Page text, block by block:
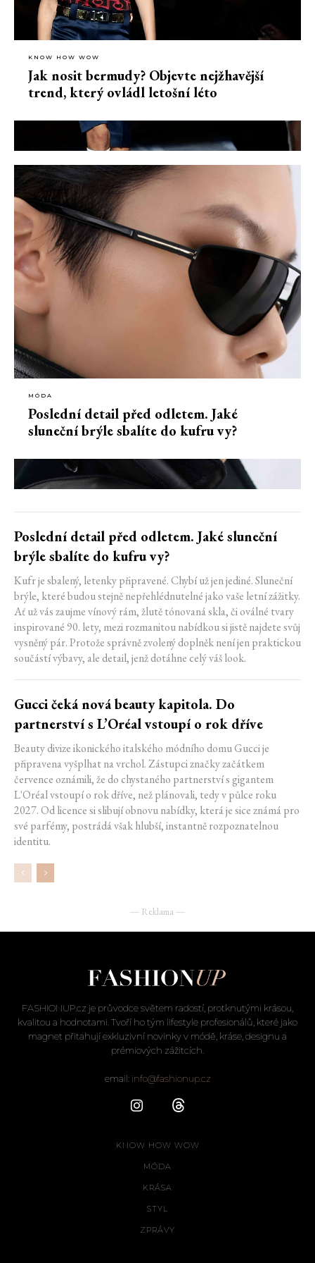
KNOW HOW WOW
Jak nosit bermudy? Objevte nejžhavější
trend, který ovládl letošní léto
MÓDA
Poslední detail před odletem. Jaké
sluneční brýle sbalíte do kufru vy?
Poslední detail před odletem. Jaké sluneční
brýle sbalíte do kufru vy?
Kufr je sbalený, letenky připravené. Chybí už jen jediné. Sluneční
brýle, které budou stejně nepřehlédnutelné jako vaše letní zážitky.
Ať už vás zaujme vínový rám, žlutě tónovaná skla, či oválné tvary
inspirované 90. lety, mezi rozmanitou nabídkou si jistě najdete svůj
vysněný pár. Protože správně zvolený doplněk není jen praktickou
součástí výbavy, ale detail, jenž dotáhne celý váš look.
Gucci čeká nová beauty kapitola. Do
partnerství s L’Oréal vstoupí o rok dříve
Beauty divize ikonického italského módního domu Gucci je
připravena vyšplhat na vrchol. Zástupci značky začátkem
července oznámili, že do chystaného partnerství s gigantem
L'Oréal vstoupí o rok dříve, než plánovali, tedy v půlce roku
2027. Od licence si slibují obnovu nabídky, která je sice známá pro
své parfémy, postrádá však hlubší, instantně rozpoznatelnou
identitu.
― Reklama ―
FASHIONUP.cz je průvodce světem radostí, protknutými krásou,
kvalitou a hodnotami. Tvoří ho tým lifestyle profesionálů, které jako
magnet přitahují exkluzivní novinky v módě, kráse, designu a
prémiových zážitcích.
email: info@fashionup.cz
KNOW HOW WOW
MÓDA
KRÁSA
STYL
ZPRÁVY